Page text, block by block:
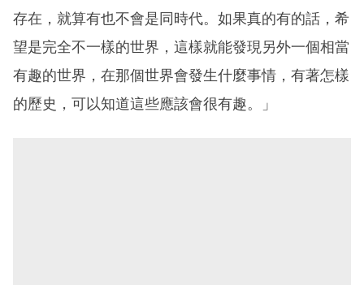
存在，就算有也不會是同時代。如果真的有的話，希
望是完全不一樣的世界，這樣就能發現另外一個相當
有趣的世界，在那個世界會發生什麼事情，有著怎樣
的歷史，可以知道這些應該會很有趣。」